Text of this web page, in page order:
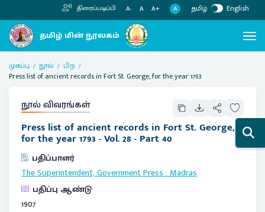
திரைப்படிப்பி A- A A+ A தமிழ் English
முகப்பு நூல்
பிற
Press list of ancient records in Fort St. George, for the year 1793
நூல் விவரங்கள்
Press list of ancient records in Fort St. George,
for the year 1793 - Vol. 28 - Part 40
பதிப்பாளர்
The Superintendent, Government Press:Madras
பதிப்பு ஆண்டு
1907